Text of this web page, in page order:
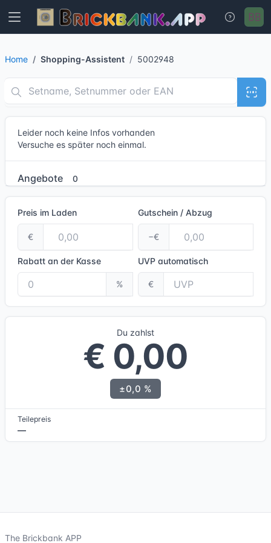
Home Shopping-Assistent 5002948
Leider noch keine Infos vorhanden
Versuche es später noch einmal.
Angebote 0
Preis im Laden
€
Gutschein / Abzug
−€
Rabatt an der Kasse
%
UVP automatisch
€
Du zahlst
€ 0,00
±0,0 %
Teilepreis
—
The Brickbank APP